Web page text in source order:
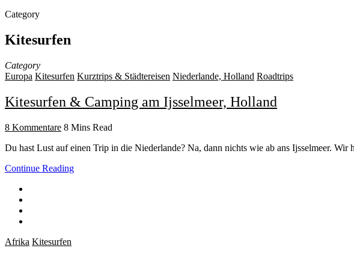
Category
Kitesurfen
Category
Europa Kitesurfen Kurztrips & Städtereisen Niederlande, Holland Roadtrips
Kitesurfen & Camping am Ijsselmeer, Holland
8 Kommentare 8 Mins Read
Du hast Lust auf einen Trip in die Niederlande? Na, dann nichts wie ab ans Ijsselmeer.
Continue Reading
Afrika Kitesurfen